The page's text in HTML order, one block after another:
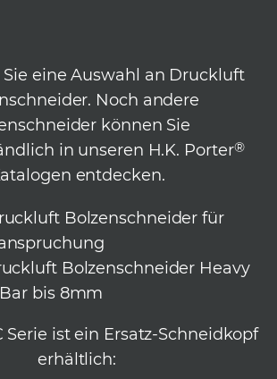
eine Auswahl an Druckluft
Noch andere
können Sie
in unseren H.K. Porter®
entdecken.
Bolzenschneider für
Bolzenschneider Heavy
bis 8mm
Serie ist ein Ersatz-Schneidkopf
erhältlich: